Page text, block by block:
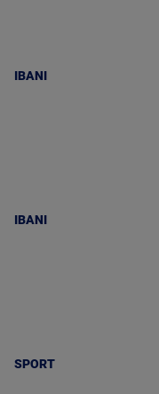
IBANI
IBANI
SPORT